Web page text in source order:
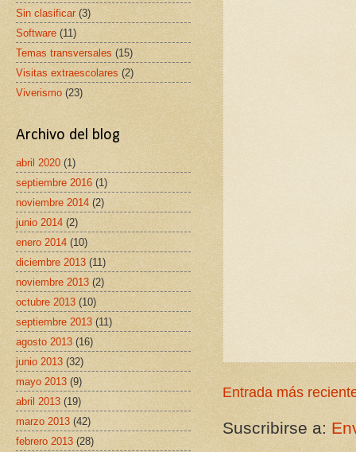
Entrada más
Suscribirse a:
Sin clasificar (3)
Software (11)
Temas transversales (15)
Visitas extraescolares (2)
Viverismo (23)
Archivo del blog
abril 2020 (1)
septiembre 2016 (1)
noviembre 2014 (2)
junio 2014 (2)
enero 2014 (10)
diciembre 2013 (11)
noviembre 2013 (2)
octubre 2013 (10)
septiembre 2013 (11)
agosto 2013 (16)
junio 2013 (32)
mayo 2013 (9)
abril 2013 (19)
marzo 2013 (42)
febrero 2013 (28)